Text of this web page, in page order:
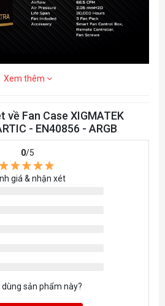
Xem thêm
về Fan Case XIGMATEK
- EN40856 - ARGB
0/5
giá & nhận xét
dùng sản phẩm này?